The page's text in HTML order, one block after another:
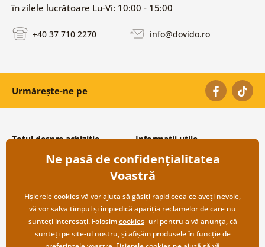
în zilele lucrătoare Lu-Vi: 10:00 - 15:00
+40 37 710 2270 info@dovido.ro
Urmărește-ne pe
Totul despre achiziție
Condiții și termeni generali
Protecția datelor personale
Transport și modalități de plată
Returnare
Informații utile
Despre noi
Întrebări frecvente
Contacte
Cooperare angro
Ne pasă de confidențialitatea
Voastră
Fișierele cookies vă vor ajuta să găsiți rapid ceea ce aveți nevoie,
vă vor salva timpul și împiedică apariția reclamelor de care nu
sunteți interesați. Folosimcookies-uri pentru a vă anunța, că
sunteți pe site-ul nostru, și afișăm produsele în funcție de